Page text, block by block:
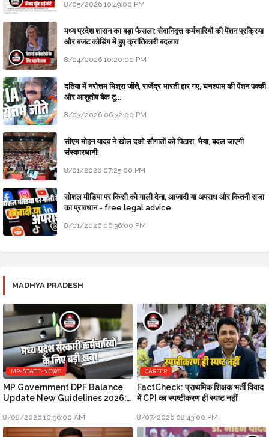
8/05/2026 10:49:00 PM
मध्य प्रदेश शासन का बड़ा फैसला: सेवानिवृत्त कर्मचारियों की पेंशन प्रक्रिया
और बजट कोडिंग में हुए क्रांतिकारी बदलाव
8/04/2026 10:20:00 PM
दतिया में नरोत्तम मिश्रा जीते, राजेंद्र भारती हार गए, घनश्याम की पेंशन पक्की
और आशुतोष बैक टू...
8/03/2026 06:32:00 PM
सीएम मोहन यादव ने खोल दओ सौगातों को पिटारा, भैया, बदल जाएगी
संस्कारधानी!
8/01/2026 07:25:00 PM
सोशल मीडिया पर किसी को गाली देना, आजादी या अपराध और कितनी सजा
का प्रावधान - free legal advice
8/01/2026 06:36:00 PM
MADHYA PRADESH
MP-STATE-NEWS
MP Government DPF Balance
Update New Guidelines 2026:
खबर
8/08/2026 10:36:00 AM
CAREER
FactCheck: प्राथमिक शिक्षक भर्ती विवाद
में CPI का स्पष्टीकरण ही स्पष्ट नहीं
8/07/2026 08:43:00 PM